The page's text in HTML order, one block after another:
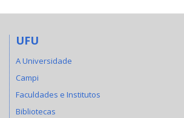
UFU
A Universidade
Campi
Faculdades e Institutos
Bibliotecas